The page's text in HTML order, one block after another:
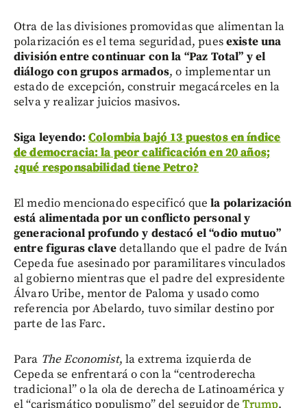
Otra de las divisiones promovidas que alimentan la
polarización es el tema seguridad, puesexiste una
división entre continuar con la “Paz Total” y el
diálogo con grupos armados, o implementar un
estado de excepción, construir megacárceles en la
selva y realizar juicios masivos.
Siga leyendo:Colombia bajó 13 puestos en índice
de democracia: la peor calificación en 20 años;
¿qué responsabilidad tiene Petro?
El medio mencionado especificó quela polarización
está alimentada por un conflicto personal y
generacional profundo y destacó el “odio mutuo”
entre figuras clavedetallando que el padre de Iván
Cepeda fue asesinado por paramilitares vinculados
al gobierno mientras que el padre del expresidente
Álvaro Uribe, mentor de Paloma y usado como
referencia por Abelardo, tuvo similar destino por
parte de las Farc.
Para The Economist, la extrema izquierda de
Cepeda se enfrentará o con la “centroderecha
tradicional” o la ola de derecha de Latinoamérica y
el “carismático populismo” del seguidor deTrump.